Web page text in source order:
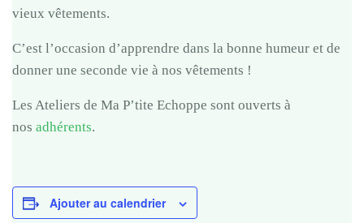
vieux vêtements.
C’est l’occasion d’apprendre dans la bonne humeur et de
donner une seconde vie à nos vêtements !
Les Ateliers de Ma P’tite Echoppe sont ouverts à
nos adhérents.
Ajouter au calendrier